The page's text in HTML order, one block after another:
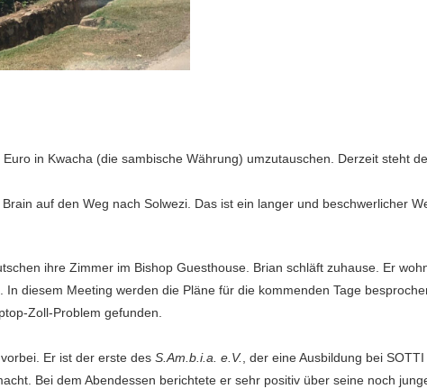
in Kwacha (die sambische Währung) umzutauschen. Derzeit steht
auf den Weg nach Solwezi. Das ist ein langer und beschwerlicher
ihre Zimmer im Bishop Guesthouse. Brian schläft zuhause. Er
diesem Meeting werden die Pläne für die kommenden Tage
Zoll-Problem gefunden.
Er ist der erste des S.Am.b.i.a. e.V. , der eine Ausbildung bei
Bei dem Abendessen berichtete er sehr positiv über seine noch